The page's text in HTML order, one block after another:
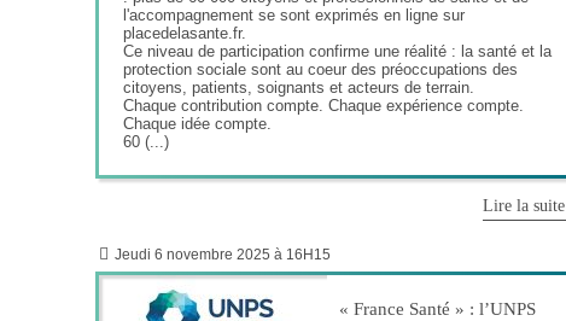
l'accompagnement se sont exprimés en ligne sur
placedelasante.fr.
Ce niveau de participation confirme une réalité : la santé et la
protection sociale sont au coeur des préoccupations des
citoyens, patients, soignants et acteurs de terrain.
Chaque contribution compte. Chaque expérience compte.
Chaque idée compte.
60 (...)
Lire la suite
Jeudi 6 novembre 2025 à 16H15
« France Santé » : l’UNPS